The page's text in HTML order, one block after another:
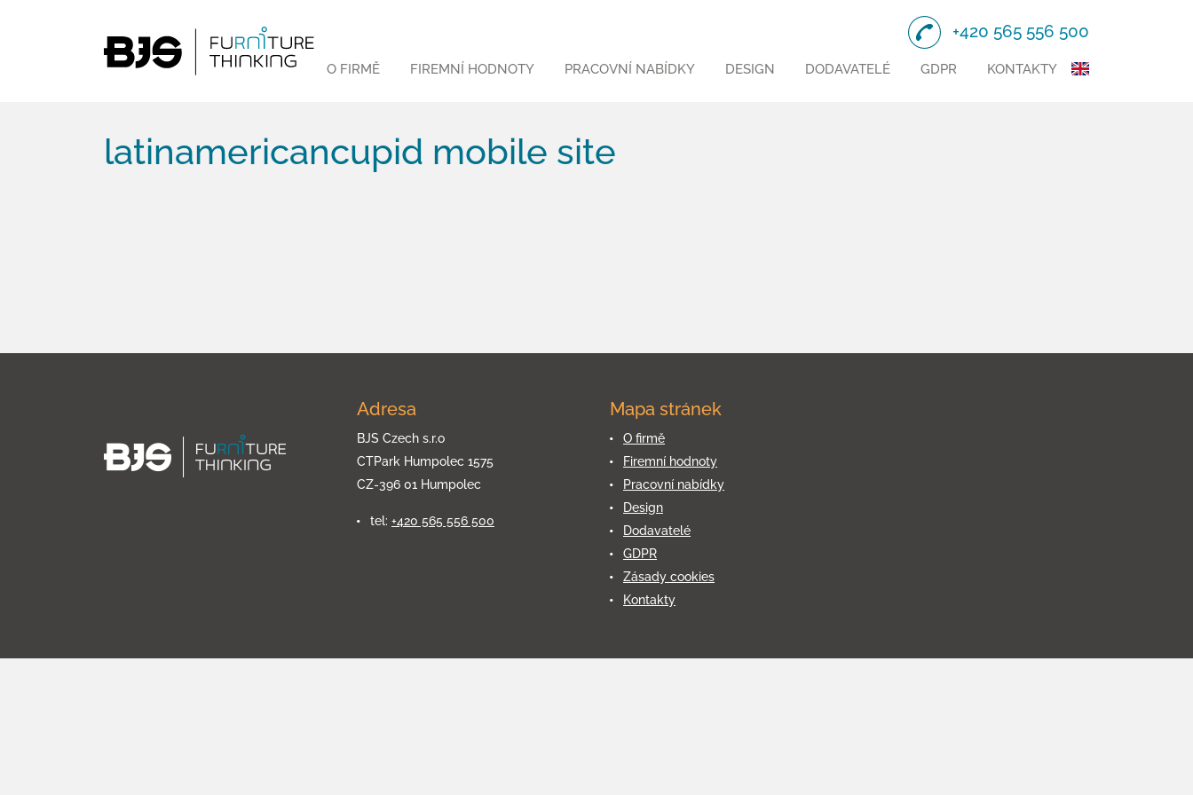
+420 565 556 500
O FIRMĚ FIREMNÍ HODNOTY PRACOVNÍ NABÍDKY DESIGN DODAVATELÉ GDPR KONTAKTY
latinamericancupid mobile site
Adresa
BJS Czech s.r.o
CTPark Humpolec 1575
CZ-396 01 Humpolec
tel: +420 565 556 500
Mapa stránek
O firmě
Firemní hodnoty
Pracovní nabídky
Design
Dodavatelé
GDPR
Zásady cookies
Kontakty